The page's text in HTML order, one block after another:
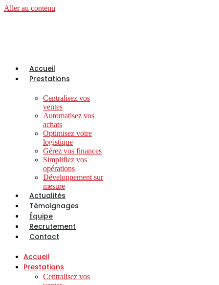
Aller au contenu
Accueil
Prestations
Centralisez vos
ventes
Automatisez vos
achats
Optimisez votre
logistique
Gérez vos finances
Simplifiez vos
opérations
Développement sur
mesure
Actualités
Témoignages
Équipe
Recrutement
Contact
Accueil
Prestations
Centralisez vos